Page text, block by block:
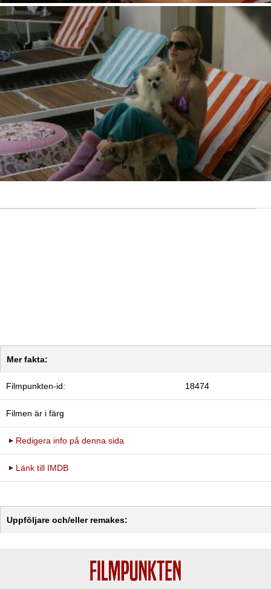
Mer fakta:
Filmpunkten-id: 18474
Filmen är i färg
Redigera info på denna sida
Länk till IMDB
Uppföljare och/eller remakes: